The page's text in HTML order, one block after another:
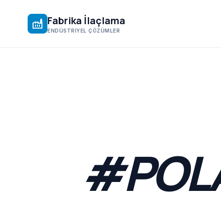
factory Fabrika İlaçlama
ENDÜSTRIYEL ÇÖZÜMLER